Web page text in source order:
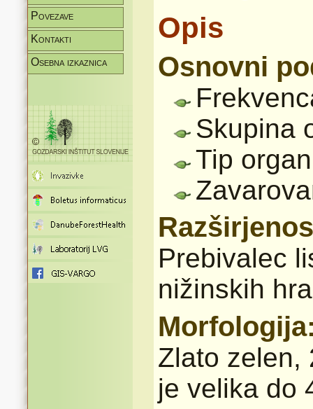
Povezave
Kontakti
Osebna izkaznica
Opis
Osnovni
Skupina
Tip
Prebivalec
nižinskih
Zlato zelen,
je velika do